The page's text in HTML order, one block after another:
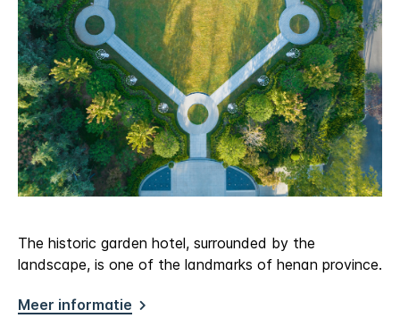
The historic garden hotel, surrounded by the
landscape, is one of the landmarks of henan province.
Meer informatie